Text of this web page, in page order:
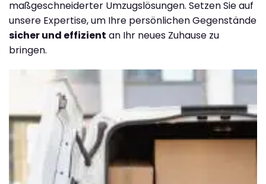
maßgeschneiderter Umzugslösungen. Setzen Sie auf
unsere Expertise, um Ihre persönlichen Gegenstände
sicher und effizient an Ihr neues Zuhause zu
bringen.